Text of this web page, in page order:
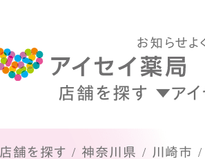
お知らせよ
店舗を探す ア
店舗を探す 神奈川県 川崎市